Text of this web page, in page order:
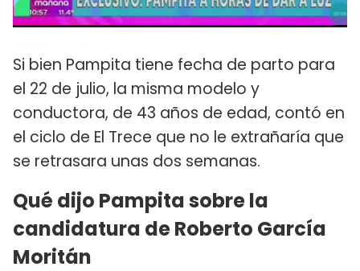
Si bien Pampita tiene fecha de parto para
el 22 de julio, la misma modelo y
conductora, de 43 años de edad, contó en
el ciclo de El Trece que no le extrañaría que
se retrasara unas dos semanas.
Qué dijo Pampita sobre la
candidatura de Roberto García
Moritán